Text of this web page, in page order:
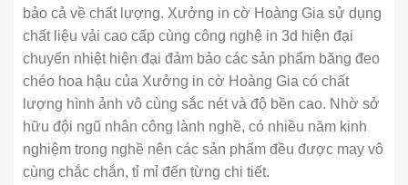
bảo cả về chất lượng. Xưởng in cờ Hoàng Gia sử dụng
chất liệu vải cao cấp cùng công nghệ in 3d hiện đại
chuyển nhiệt hiện đại đảm bảo các sản phẩm băng đeo
chéo hoa hậu của Xưởng in cờ Hoàng Gia có chất
lượng hình ảnh vô cùng sắc nét và độ bền cao. Nhờ sở
hữu đội ngũ nhân công lành nghề, có nhiều năm kinh
nghiệm trong nghề nên các sản phẩm đều được may vô
cùng chắc chắn, tỉ mỉ đến từng chi tiết.